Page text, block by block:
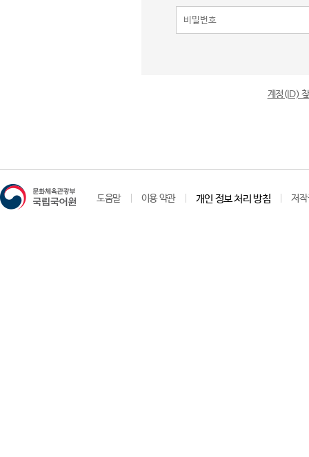
계정(ID)
도움말 이용 약관 개인 정보 처리 방침 저